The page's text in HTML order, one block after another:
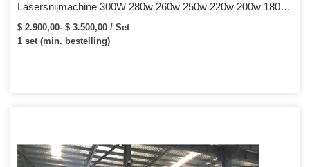
Lasersnijmachine 300W 280w 260w 250w 220w 200w 180w
150w gesneden roestvrij staal carbon
$ 2.900,00- $ 3.500,00 / Set
1 set (min. bestelling)